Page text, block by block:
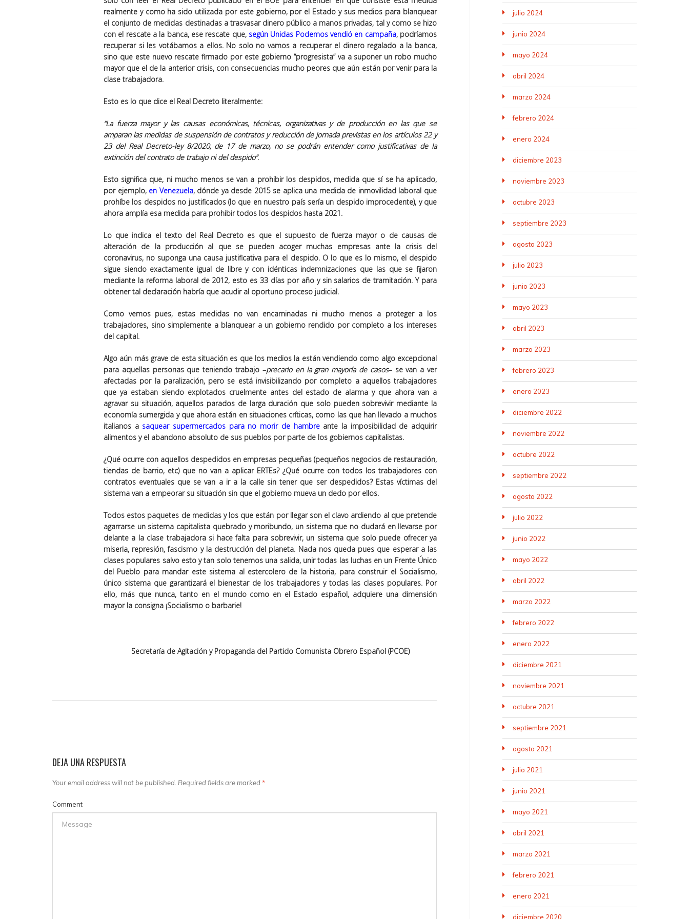
realmente y como ha sido utilizada por este gobierno, por el Estado y sus medios para blanquear
el conjunto de medidas destinadas a trasvasar dinero público a manos privadas, tal y como se hizo
con el rescate a la banca, ese rescate que, según Unidas Podemos vendió en campaña, podríamos
recuperar si les votábamos a ellos. No solo no vamos a recuperar el dinero regalado a la banca,
sino que este nuevo rescate firmado por este gobierno “progresista” va a suponer un robo mucho
mayor que el de la anterior crisis, con consecuencias mucho peores que aún están por venir para la
clase trabajadora.
Esto es lo que dice el Real Decreto literalmente:
“La fuerza mayor y las causas económicas, técnicas, organizativas y de producción en las que se
amparan las medidas de suspensión de contratos y reducción de jornada previstas en los artículos 22 y
23 del Real Decreto-ley 8/2020, de 17 de marzo, no se podrán entender como justificativas de la
extinción del contrato de trabajo ni del despido”.
Esto significa que, ni mucho menos se van a prohibir los despidos, medida que sí se ha aplicado,
por ejemplo, en Venezuela, dónde ya desde 2015 se aplica una medida de inmovilidad laboral que
prohíbe los despidos no justificados (lo que en nuestro país sería un despido improcedente), y que
ahora amplía esa medida para prohibir todos los despidos hasta 2021.
Lo que indica el texto del Real Decreto es que el supuesto de fuerza mayor o de causas de
alteración de la producción al que se pueden acoger muchas empresas ante la crisis del
coronavirus, no suponga una causa justificativa para el despido. O lo que es lo mismo, el despido
sigue siendo exactamente igual de libre y con idénticas indemnizaciones que las que se fijaron
mediante la reforma laboral de 2012, esto es 33 días por año y sin salarios de tramitación. Y para
obtener tal declaración habría que acudir al oportuno proceso judicial.
Como vemos pues, estas medidas no van encaminadas ni mucho menos a proteger a los
trabajadores, sino simplemente a blanquear a un gobierno rendido por completo a los intereses
del capital.
Algo aún más grave de esta situación es que los medios la están vendiendo como algo excepcional
para aquellas personas que teniendo trabajo –precario en la gran mayoría de casos– se van a ver
afectadas por la paralización, pero se está invisibilizando por completo a aquellos trabajadores
que ya estaban siendo explotados cruelmente antes del estado de alarma y que ahora van a
agravar su situación, aquellos parados de larga duración que solo pueden sobrevivir mediante la
economía sumergida y que ahora están en situaciones críticas, como las que han llevado a muchos
italianos a saquear supermercados para no morir de hambreante la imposibilidad de adquirir
alimentos y el abandono absoluto de sus pueblos por parte de los gobiernos capitalistas.
¿Qué ocurre con aquellos despedidos en empresas pequeñas (pequeños negocios de restauración,
tiendas de barrio, etc) que no van a aplicar ERTEs? ¿Qué ocurre con todos los trabajadores con
contratos eventuales que se van a ir a la calle sin tener que ser despedidos? Estas víctimas del
sistema van a empeorar su situación sin que el gobierno mueva un dedo por ellos.
Todos estos paquetes de medidas y los que están por llegar son el clavo ardiendo al que pretende
agarrarse un sistema capitalista quebrado y moribundo, un sistema que no dudará en llevarse por
delante a la clase trabajadora si hace falta para sobrevivir, un sistema que solo puede ofrecer ya
miseria, represión, fascismo y la destrucción del planeta. Nada nos queda pues que esperar a las
clases populares salvo esto y tan solo tenemos una salida, unir todas las luchas en un Frente Único
del Pueblo para mandar este sistema al estercolero de la historia, para construir el Socialismo,
único sistema que garantizará el bienestar de los trabajadores y todas las clases populares. Por
ello, más que nunca, tanto en el mundo como en el Estado español, adquiere una dimensión
mayor la consigna ¡Socialismo o barbarie!
Secretaría de Agitación y Propaganda del Partido Comunista Obrero Español (PCOE)
DEJA UNA RESPUESTA
Your email address will not be published. Required fields are marked *
Comment
julio 2024
junio 2024
mayo 2024
abril 2024
marzo 2024
febrero 2024
enero 2024
diciembre 2023
noviembre 2023
octubre 2023
septiembre 2023
agosto 2023
julio 2023
junio 2023
mayo 2023
abril 2023
marzo 2023
febrero 2023
enero 2023
diciembre 2022
noviembre 2022
octubre 2022
septiembre 2022
agosto 2022
julio 2022
junio 2022
mayo 2022
abril 2022
marzo 2022
febrero 2022
enero 2022
diciembre 2021
noviembre 2021
octubre 2021
septiembre 2021
agosto 2021
julio 2021
junio 2021
mayo 2021
abril 2021
marzo 2021
febrero 2021
enero 2021
diciembre 2020